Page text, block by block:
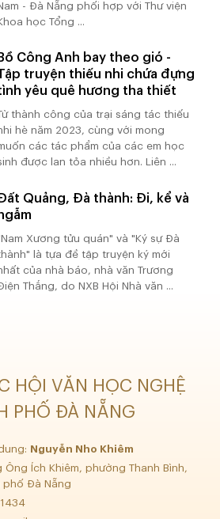
- Đà Nẵng phối hợp với Thư viện
học Tổng ...
Bồ Công Anh bay theo gió -
truyện thiếu nhi chứa đựng
yêu quê hương tha thiết
thành công của trại sáng tác thiếu
hè năm 2023, cùng với mong
các tác phẩm của các em học
được lan tỏa nhiều hơn. Liên ...
Quảng, Đà thành: Đi, kể và
Xương tửu quán" và "Ký sự Đà
là tựa đề tập truyện ký mới
của nhà báo, nhà văn Trương
Thắng, do NXB Hội Nhà văn ...
HỘI VĂN HỌC NGHỆ
PHỐ ĐÀ NẴNG
Nguyễn Nho Khiêm
Ích Khiêm, phường Thanh Bình,
phố Đà Nẵng